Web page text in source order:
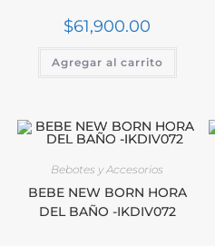
$61,900.00
Agregar al carrito
Bebotes y Accesorios
BEBE NEW BORN HORA
DEL BAÑO -IKDIV072